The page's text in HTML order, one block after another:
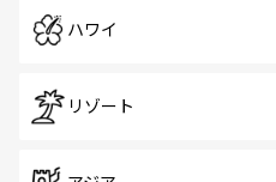
ハワイ
リゾート